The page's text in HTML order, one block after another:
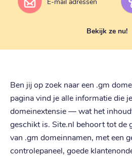
Bekijk ze nu!
Ben jij op zoek naar een .gm
pagina vind je alle informatie die
domeinextensie — wat het
geschikt is. Site.nl behoort tot de
van .gm domeinnamen, met een
controlepaneel, goede